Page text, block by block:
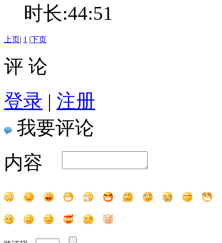
时长:44:51
上页| 1 |下页
评 论
登录 | 注册
我要评论
内容